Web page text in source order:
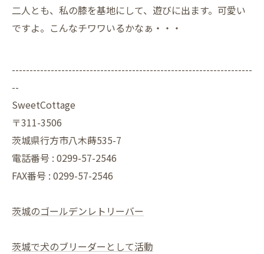
二人とも、私の膝を基地にして、遊びに出ます。可愛い
ですよ。こんなチワワいるかなぁ・・・
--------------------------------------------------------------------
--
SweetCottage
〒311-3506
茨城県行方市八木蒔535-7
電話番号 : 0299-57-2546
FAX番号 : 0299-57-2546
茨城のゴールデンレトリーバー
茨城で犬のブリーダーとして活動